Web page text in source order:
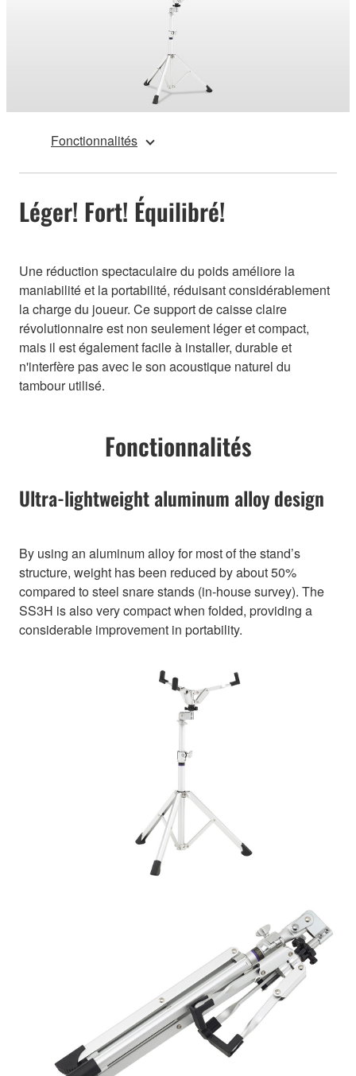
Fonctionnalités
Léger! Fort! Équilibré!
Une réduction spectaculaire du poids améliore la
maniabilité et la portabilité, réduisant considérablement
la charge du joueur. Ce support de caisse claire
révolutionnaire est non seulement léger et compact,
mais il est également facile à installer, durable et
n'interfère pas avec le son acoustique naturel du
tambour utilisé.
Fonctionnalités
Ultra-lightweight aluminum alloy design
By using an aluminum alloy for most of the stand’s
structure, weight has been reduced by about 50%
compared to steel snare stands (in-house survey). The
SS3H is also very compact when folded, providing a
considerable improvement in portability.